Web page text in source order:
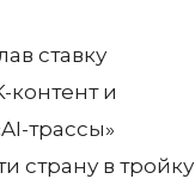
ставку
контент и
трассы»
страну в тройку